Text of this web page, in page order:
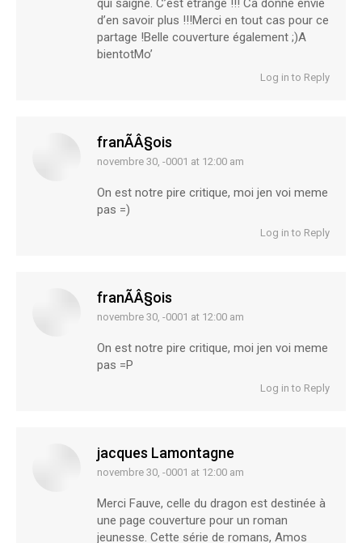
qui saigne. C’est étrange !!! Ca donne envie
d’en savoir plus !!!Merci en tout cas pour ce
partage !Belle couverture également ;)A
bientotMo’
Log in to Reply
franÃÂ§ois
says:
novembre 30, -0001 at 12:00 am
On est notre pire critique, moi jen voi meme
pas =)
Log in to Reply
franÃÂ§ois
says:
novembre 30, -0001 at 12:00 am
On est notre pire critique, moi jen voi meme
pas =P
Log in to Reply
jacques Lamontagne
says:
novembre 30, -0001 at 12:00 am
Merci Fauve, celle du dragon est destinée à
une page couverture pour un roman
jeunesse. Cette série de romans, Amos